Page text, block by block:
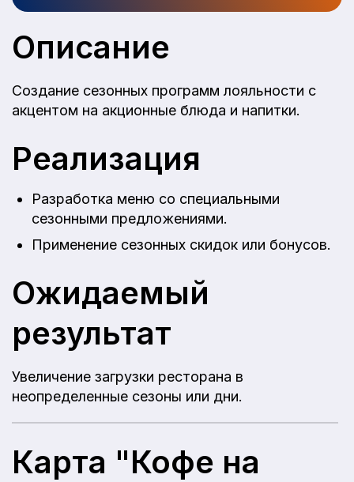
Описание
Создание сезонных программ лояльности с
акцентом на акционные блюда и напитки.
Реализация
Разработка меню со специальными
сезонными предложениями.
Применение сезонных скидок или бонусов.
Ожидаемый
результат
Увеличение загрузки ресторана в
неопределенные сезоны или дни.
Карта "Кофе на